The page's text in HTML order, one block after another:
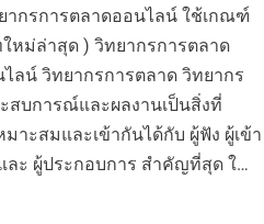
ากรการตลาดออนไลน์ ใช้เกณฑ์
ใหม่ล่าสุด ) วิทยากรการตลาด
ลน์ วิทยากรการตลาด วิทยากร
สบการณ์และผลงานเป็นสิ่งที่
าะสมและเข้ากันได้กับ ผู้ฟัง ผู้เข้า
ละ ผู้ประกอบการ สำคัญที่สุด ใ…